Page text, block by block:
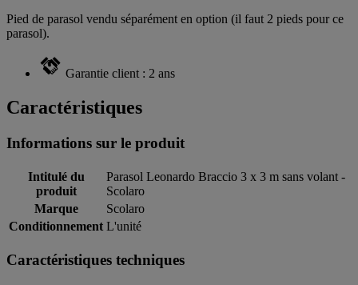
Pied de parasol vendu séparément en option (il faut 2 pieds pour ce
parasol).
Garantie client : 2 ans
Caractéristiques
Informations sur le produit
Intitulé du
produit
Parasol Leonardo Braccio 3 x 3 m sans volant -
Scolaro
Marque
Scolaro
Conditionnement L'unité
Caractéristiques techniques